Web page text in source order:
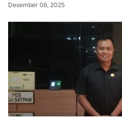
Desember 06, 2025